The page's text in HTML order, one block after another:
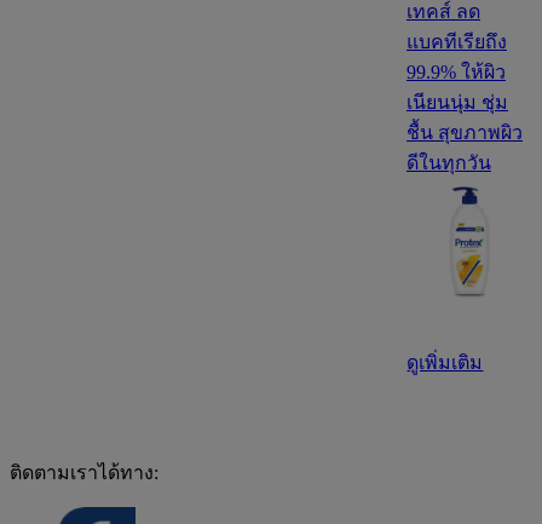
เทคส์ ลด
แบคทีเรียถึง
99.9% ให้ผิว
เนียนนุ่ม ชุ่ม
ชื้น สุขภาพผิว
ดีในทุกวัน
ดูเพิ่มเติม
ติดตามเราได้ทาง: